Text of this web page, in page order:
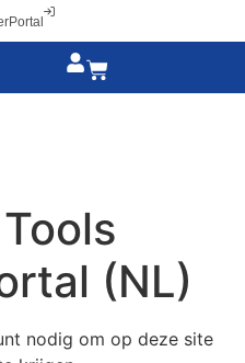
(NL)
nodig om op deze site